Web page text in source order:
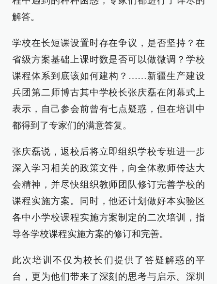
解答。
学校在长短课设置时存在争议，是否坚持？在
省级方案基础上课时数是否可以做微调？学校
课程体系到底该如何建构？……新疆生产建设
兵团第二师博古其中学校长张庆磊在闭幕式上
表示，自己参会前曾有七点疑惑，但在培训中
都得到了专家们的满意答复。
张庆磊说，返校后将立即组织学校专班进一步
深入学习相关的政策文件，向全体教师传达大
会精神，并尽快组织教师团队修订完善学校的
课程实施方案。同时，他还计划做好本实验区
各中小学校课程实施方案制定的二次培训，指
导各学校课程实施方案的修订和完善。
此次培训不仅为校长们提供了答疑解惑的平
台，更为他们带来了深刻的思考与启示。深圳